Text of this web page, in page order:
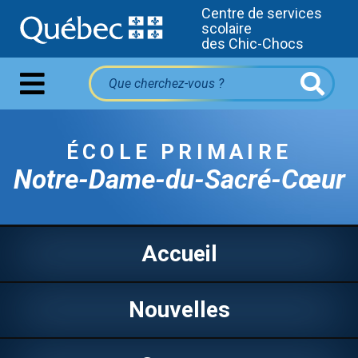
Centre de services
scolaire
des Chic-Chocs
ÉCOLE PRIMAIRE
Notre-Dame-du-Sacré-Cœur
Accueil
Nouvelles